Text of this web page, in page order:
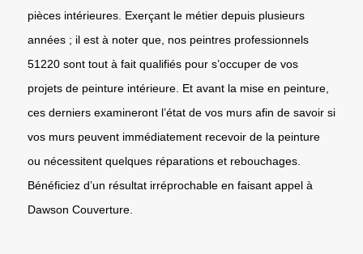
pièces intérieures. Exerçant le métier depuis plusieurs
années ; il est à noter que, nos peintres professionnels
51220 sont tout à fait qualifiés pour s’occuper de vos
projets de peinture intérieure. Et avant la mise en peinture,
ces derniers examineront l’état de vos murs afin de savoir si
vos murs peuvent immédiatement recevoir de la peinture
ou nécessitent quelques réparations et rebouchages.
Bénéficiez d’un résultat irréprochable en faisant appel à
Dawson Couverture.